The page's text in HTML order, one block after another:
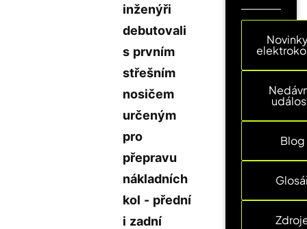
inženýři
debutovali
s prvním
střešním
nosičem
určeným
pro
přepravu
nákladních
kol - přední
i zadní
Blog